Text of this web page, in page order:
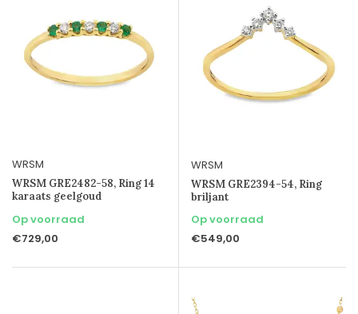
WRSM
WRSM GRE2482-58, Ring 14
karaats geelgoud
Op voorraad
€729,00
WRSM
WRSM GRE2394-54, Ring
briljant
Op voorraad
€549,00